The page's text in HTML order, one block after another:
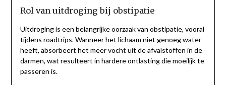
Rol van uitdroging bij obstipatie
Uitdroging is een belangrijke oorzaak van obstipatie, vooral
tijdens roadtrips. Wanneer het lichaam niet genoeg water
heeft, absorbeert het meer vocht uit de afvalstoffen in de
darmen, wat resulteert in hardere ontlasting die moeilijk te
passeren is.